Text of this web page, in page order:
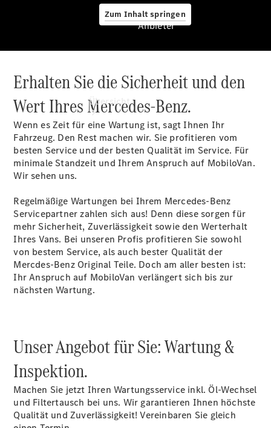
Zum Inhalt springen
Anbieter
Übersicht
Startseite
Ansprechpartner
finden
Probefahrt
vereinbaren
Beratung
vereinbaren
Servicetermin
Anbieter
Erhalten Sie die Sicherheit und den
Wert Ihres Mercedes-Benz.
Wenn es Zeit für eine Wartung ist, sagt Ihnen Ihr
Fahrzeug. Den Rest machen wir. Sie profitieren vom
besten Service und der besten Qualität im Service. Für
minimale Standzeit und Ihrem Anspruch auf MobiloVan.
Wir sehen uns.
Regelmäßige Wartungen bei Ihrem Mercedes-Benz
Servicepartner zahlen sich aus! Denn diese sorgen für
mehr Sicherheit, Zuverlässigkeit sowie den Werterhalt
Ihres Vans. Bei unseren Profis profitieren Sie sowohl
von bestem Service, als auch bester Qualität der
Mercdes-Benz Original Teile. Doch am aller besten ist:
Ihr Anspruch auf MobiloVan verlängert sich bis zur
nächsten Wartung.
Unser Angebot für Sie: Wartung &
Inspektion.
Machen Sie jetzt Ihren Wartungsservice inkl. Öl-Wechsel
und Filtertausch bei uns. Wir garantieren Ihnen höchste
Qualität und Zuverlässigkeit! Vereinbaren Sie gleich